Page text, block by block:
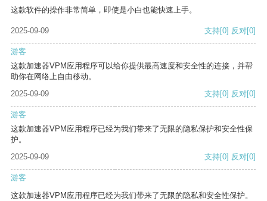
这款软件的操作非常简单，即使是小白也能快速上手。
2025-09-09 支持[0] 反对[0]
游客
这款加速器VPM应用程序可以给你提供最高速度和安全性的连接，并帮
助你在网络上自由移动。
2025-09-09
支持[0] 反对[0]
游客
这款加速器VPM应用程序已经为我们带来了无限的隐私保护和安全性保
护。
2025-09-09
支持[0] 反对[0]
游客
这款加速器VPM应用程序已经为我们带来了无限的隐私和安全性保护。